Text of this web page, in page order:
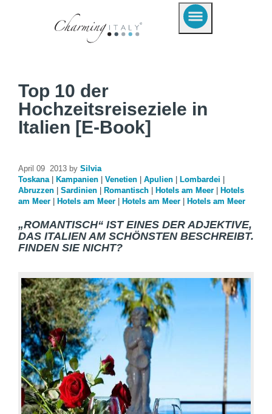
Top 10 der
Hochzeitsreiseziele in
Italien [E-Book]
April 09 2013 by Silvia
Toskana
Kampanien Venetien Apulien Lombardei
Abruzzen
Sardinien Romantisch Hotels am Meer
Hotels
am Meer
Hotels am Meer Hotels am Meer Hotels am Meer
„ROMANTISCH“ IST EINES DER ADJEKTIVE,
DAS ITALIEN AM SCHÖNSTEN BESCHREIBT.
FINDEN SIE NICHT?